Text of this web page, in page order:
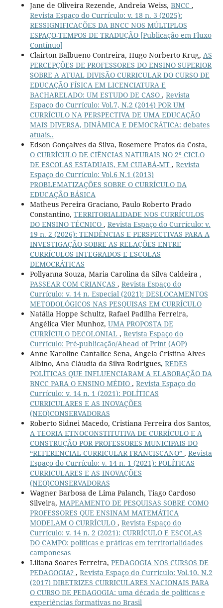
Jane de Oliveira Rezende, Andreia Weiss, BNCC ,
Revista Espaço do Currículo: v. 18 n. 3 (2025):
RESSIGNIFICAÇÕES DA BNCC NOS MÚLTIPLOS
ESPAÇO-TEMPOS DE TRADUÇÃO [Publicação em Fluxo
Contínuo]
Clairton Balbueno Contreira, Hugo Norberto Krug, AS
PERCEPÇÕES DE PROFESSORES DO ENSINO SUPERIOR
SOBRE A ATUAL DIVISÃO CURRICULAR DO CURSO DE
EDUCAÇÃO FÍSICA EM LICENCIATURA E
BACHARELADO: UM ESTUDO DE CASO , Revista
Espaço do Currículo: Vol.7, N.2 (2014) POR UM
CURRÍCULO NA PERSPECTIVA DE UMA EDUCAÇÃO
MAIS DIVERSA, DINÂMICA E DEMOCRÁTICA: debates
atuais..
Edson Gonçalves da Silva, Rosemere Pratos da Costa,
O CURRÍCULO DE CIÊNCIAS NATURAIS NO 2º CICLO
DE ESCOLAS ESTADUAIS, EM CUIABÁ-MT , Revista
Espaço do Currículo: Vol.6 N.1 (2013)
PROBLEMATIZAÇÕES SOBRE O CURRÍCULO DA
EDUCAÇÃO BÁSICA
Matheus Pereira Graciano, Paulo Roberto Prado
Constantino, TERRITORIALIDADE NOS CURRÍCULOS
DO ENSINO TÉCNICO , Revista Espaço do Currículo: v.
19 n. 2 (2026): TENDÊNCIAS E PERSPECTIVAS PARA A
INVESTIGAÇÃO SOBRE AS RELAÇÕES ENTRE
CURRÍCULOS INTEGRADOS E ESCOLAS
DEMOCRÁTICAS
Pollyanna Souza, Maria Carolina da Silva Caldeira ,
PASSEAR COM CRIANÇAS , Revista Espaço do
Currículo: v. 14 n. Especial (2021): DESLOCAMENTOS
METODOLÓGICOS NAS PESQUISAS EM CURRÍCULO
Natália Hoppe Schultz, Rafael Padilha Ferreira,
Angélica Vier Munhoz, UMA PROPOSTA DE
CURRÍCULO DECOLONIAL , Revista Espaço do
Currículo: Pré-publicação/Ahead of Print (AOP)
Anne Karoline Cantalice Sena, Angela Cristina Alves
Albino, Ana Cláudia da Silva Rodrigues, REDES
POLÍTICAS QUE INFLUENCIARAM A ELABORAÇÃO DA
BNCC PARA O ENSINO MÉDIO , Revista Espaço do
Currículo: v. 14 n. 1 (2021): POLÍTICAS
CURRICULARES E AS INOVAÇÕES
(NEO)CONSERVADORAS
Roberto Sidnei Macedo, Cristiana Ferreira dos Santos,
A TEORIA ETNOCONSTITUTIVA DE CURRÍCULO E A
CONSTRUÇÃO POR PROFESSORES MUNICIPAIS DO
“REFERENCIAL CURRICULAR FRANCISCANO” , Revista
Espaço do Currículo: v. 14 n. 1 (2021): POLÍTICAS
CURRICULARES E AS INOVAÇÕES
(NEO)CONSERVADORAS
Wagner Barbosa de Lima Palanch, Tiago Cardoso
Silveira, MAPEAMENTO DE PESQUISAS SOBRE COMO
PROFESSORES QUE ENSINAM MATEMÁTICA
MODELAM O CURRÍCULO , Revista Espaço do
Currículo: v. 14 n. 2 (2021): CURRÍCULO E ESCOLAS
DO CAMPO: políticas e práticas em territorialidades
camponesas
Liliana Soares Ferreira, PEDAGOGIA NOS CURSOS DE
PEDAGOGIA? , Revista Espaço do Currículo: Vol.10, N.2
(2017) DIRETRIZES CURRICULARES NACIONAIS PARA
O CURSO DE PEDAGOGIA: uma década de políticas e
experiências formativas no Brasil